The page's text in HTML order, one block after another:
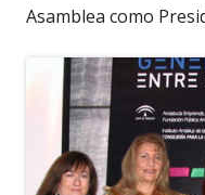
Asamblea como